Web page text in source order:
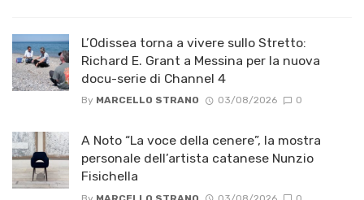
L’Odissea torna a vivere sullo Stretto:
Richard E. Grant a Messina per la nuova
docu-serie di Channel 4
By MARCELLO STRANO 03/08/2026 0
A Noto “La voce della cenere”, la mostra
personale dell’artista catanese Nunzio
Fisichella